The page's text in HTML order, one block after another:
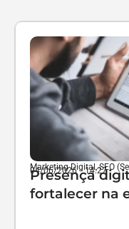
Marketing Digital,SEO
04/06/2026 - 14:27
Presença
fortalecer na